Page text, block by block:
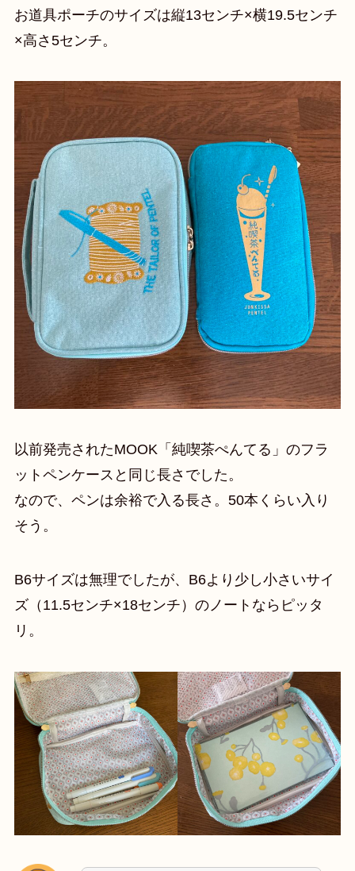
お道具ポーチのサイズは縦13センチ×横19.5センチ
×高さ5センチ。
以前発売されたMOOK「純喫茶ぺんてる」のフラ
ットペンケースと同じ長さでした。
なので、ペンは余裕で入る長さ。50本くらい入り
そう。
B6サイズは無理でしたが、B6より少し小さいサイ
ズ（11.5センチ×18センチ）のノートならピッタ
リ。